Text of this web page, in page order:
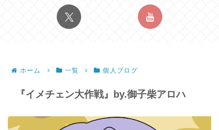
ホーム 一覧 個人ブログ
『イメチェン大作戦』by.御子柴アロハ